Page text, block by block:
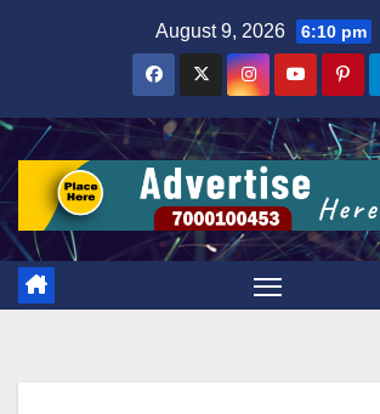
August 9, 2026 6:10 pm